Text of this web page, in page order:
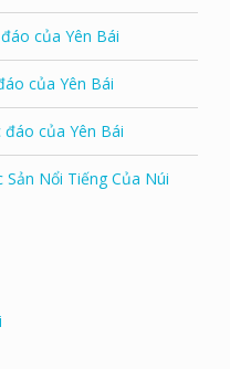
của Yên Bái
của Yên Bái
của Yên Bái
Nổi Tiếng Của Núi